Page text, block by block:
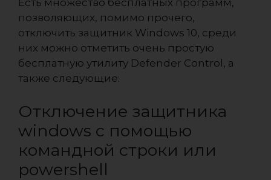
Есть множество бесплатных программ,
позволяющих, помимо прочего,
отключить защитник Windows 10, среди
них можно отметить очень простую
бесплатную утилиту Defender Control, а
также следующие:
Отключение защитника
windows с помощью
командной строки или
powershell